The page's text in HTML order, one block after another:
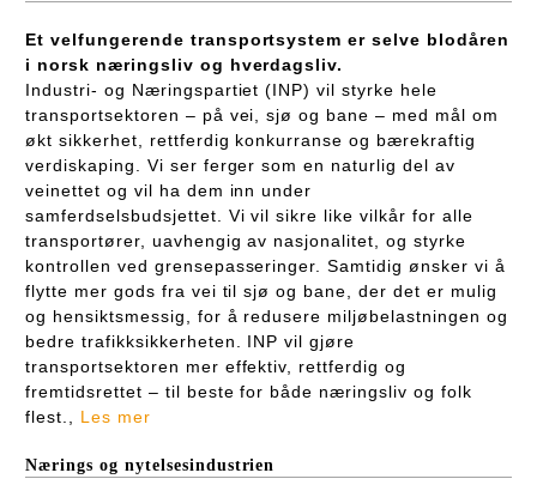
Et velfungerende transportsystem er selve blodåren
i norsk næringsliv og hverdagsliv.
Industri- og Næringspartiet (INP) vil styrke hele
transportsektoren – på vei, sjø og bane – med mål om
økt sikkerhet, rettferdig konkurranse og bærekraftig
verdiskaping. Vi ser ferger som en naturlig del av
veinettet og vil ha dem inn under
samferdselsbudsjettet. Vi vil sikre like vilkår for alle
transportører, uavhengig av nasjonalitet, og styrke
kontrollen ved grensepasseringer. Samtidig ønsker vi å
flytte mer gods fra vei til sjø og bane, der det er mulig
og hensiktsmessig, for å redusere miljøbelastningen og
bedre trafikksikkerheten. INP vil gjøre
transportsektoren mer effektiv, rettferdig og
fremtidsrettet – til beste for både næringsliv og folk
flest., Les mer
Nærings og nytelsesindustrien